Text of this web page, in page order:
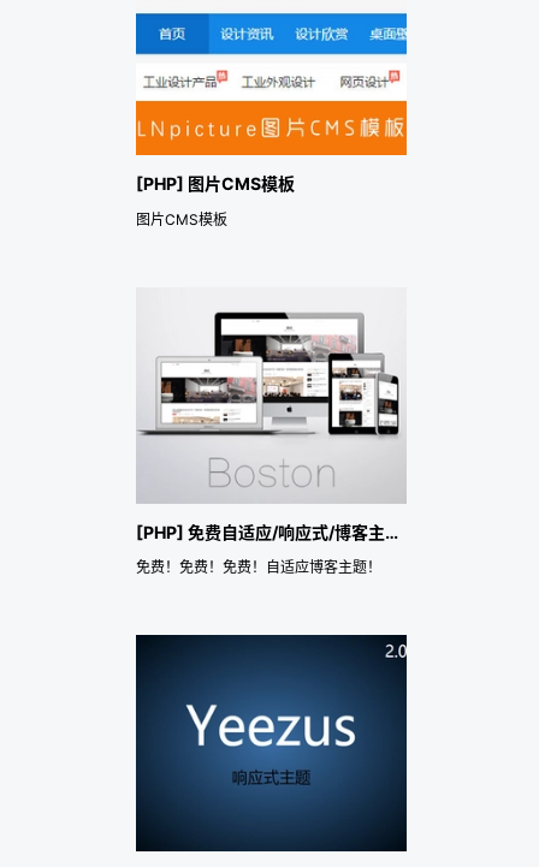
[PHP] 图片CMS模板
图片CMS模板
[PHP] 免费自适应/响应式/博客主题 boston
免费！免费！免费！自适应博客主题！